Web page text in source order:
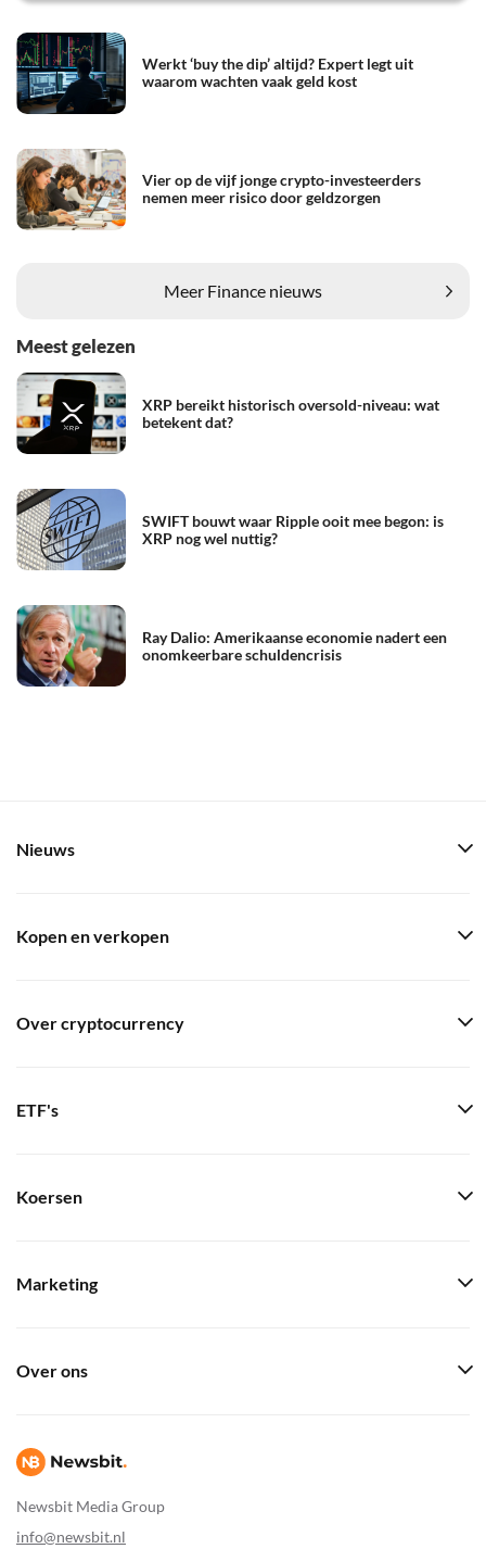
Werkt ‘buy the dip’ altijd? Expert legt uit
waarom wachten vaak geld kost
Vier op de vijf jonge crypto-investeerders
nemen meer risico door geldzorgen
Meer Finance nieuws
Meest gelezen
XRP bereikt historisch oversold-niveau: wat
betekent dat?
SWIFT bouwt waar Ripple ooit mee begon: is
XRP nog wel nuttig?
Ray Dalio: Amerikaanse economie nadert een
onomkeerbare schuldencrisis
Newsbit Media Group
info@newsbit.nl
Nieuws
Kopen en verkopen
Over cryptocurrency
ETF's
Koersen
Marketing
Over ons